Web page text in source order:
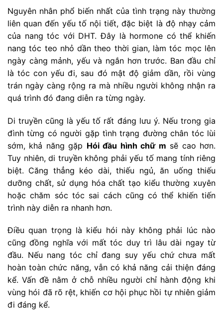
Nguyên nhân phổ biến nhất của tình trạng này thường
liên quan đến yếu tố nội tiết, đặc biệt là độ nhạy cảm
của nang tóc với DHT. Đây là hormone có thể khiến
nang tóc teo nhỏ dần theo thời gian, làm tóc mọc lên
ngày càng mảnh, yếu và ngắn hơn trước. Ban đầu chỉ
là tóc con yếu đi, sau đó mật độ giảm dần, rồi vùng
trán ngày càng rộng ra mà nhiều người không nhận ra
quá trình đó đang diễn ra từng ngày.
Di truyền cũng là yếu tố rất đáng lưu ý. Nếu trong gia
đình từng có người gặp tình trạng đường chân tóc lùi
sớm, khả năng gặp Hói đầu hình chữ m sẽ cao hơn.
Tuy nhiên, di truyền không phải yếu tố mang tính riêng
biệt. Căng thẳng kéo dài, thiếu ngủ, ăn uống thiếu
dưỡng chất, sử dụng hóa chất tạo kiểu thường xuyên
hoặc chăm sóc tóc sai cách cũng có thể khiến tiến
trình này diễn ra nhanh hơn.
Điều quan trọng là kiểu hói này không phải lúc nào
cũng đồng nghĩa với mất tóc duy trì lâu dài ngay từ
đầu. Nếu nang tóc chỉ đang suy yếu chứ chưa mất
hoàn toàn chức năng, vẫn có khả năng cải thiện đáng
kể. Vấn đề nằm ở chỗ nhiều người chỉ hành động khi
vùng hói đã rõ rệt, khiến cơ hội phục hồi tự nhiên giảm
đi đáng kể.